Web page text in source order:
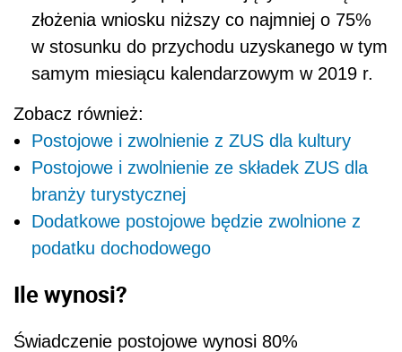
złożenia wniosku niższy co najmniej o 75%
w stosunku do przychodu uzyskanego w tym
samym miesiącu kalendarzowym w 2019 r.
Zobacz również:
Postojowe i zwolnienie z ZUS dla kultury
Postojowe i zwolnienie ze składek ZUS dla
branży turystycznej
Dodatkowe postojowe będzie zwolnione z
podatku dochodowego
Ile wynosi?
Świadczenie postojowe wynosi 80%